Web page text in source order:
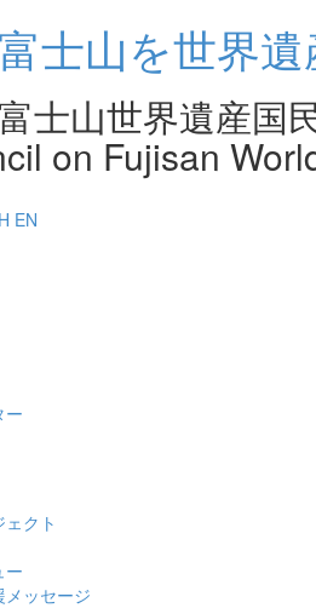
士山を世界
士山世界遺産
on Fujisan
EN
ー
クト
ー
ッセージ